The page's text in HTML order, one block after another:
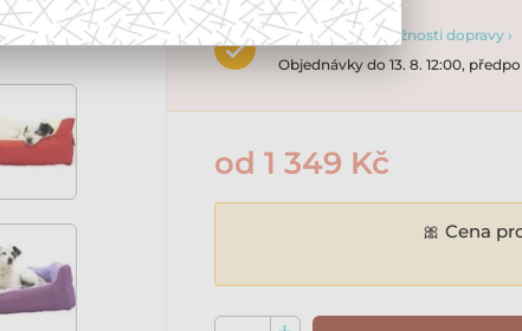
2 dny
Možnosti dopravy ›
Objednávky do 13. 8. 12:00,
od 1 349 Kč
🎀 Cena